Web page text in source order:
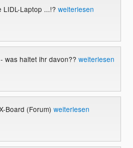
LIDL-Laptop ...!? weiterlesen
was haltet ihr davon?? weiterlesen
Board (Forum) weiterlesen